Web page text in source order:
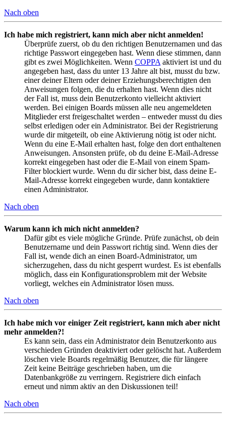
Nach oben
Ich habe mich registriert, kann mich aber nicht anmelden!
Überprüfe zuerst, ob du den richtigen Benutzernamen und das
richtige Passwort eingegeben hast. Wenn diese stimmen, dann
gibt es zwei Möglichkeiten. Wenn COPPA aktiviert ist und du
angegeben hast, dass du unter 13 Jahre alt bist, musst du bzw.
einer deiner Eltern oder deiner Erziehungsberechtigten den
Anweisungen folgen, die du erhalten hast. Wenn dies nicht
der Fall ist, muss dein Benutzerkonto vielleicht aktiviert
werden. Bei einigen Boards müssen alle neu angemeldeten
Mitglieder erst freigeschaltet werden – entweder musst du dies
selbst erledigen oder ein Administrator. Bei der Registrierung
wurde dir mitgeteilt, ob eine Aktivierung nötig ist oder nicht.
Wenn du eine E-Mail erhalten hast, folge den dort enthaltenen
Anweisungen. Ansonsten prüfe, ob du deine E-Mail-Adresse
korrekt eingegeben hast oder die E-Mail von einem Spam-
Filter blockiert wurde. Wenn du dir sicher bist, dass deine E-
Mail-Adresse korrekt eingegeben wurde, dann kontaktiere
einen Administrator.
Nach oben
Warum kann ich mich nicht anmelden?
Dafür gibt es viele mögliche Gründe. Prüfe zunächst, ob dein
Benutzername und dein Passwort richtig sind. Wenn dies der
Fall ist, wende dich an einen Board-Administrator, um
sicherzugehen, dass du nicht gesperrt wurdest. Es ist ebenfalls
möglich, dass ein Konfigurationsproblem mit der Website
vorliegt, welches ein Administrator lösen muss.
Nach oben
Ich habe mich vor einiger Zeit registriert, kann mich aber nicht
mehr anmelden?!
Es kann sein, dass ein Administrator dein Benutzerkonto aus
verschieden Gründen deaktiviert oder gelöscht hat. Außerdem
löschen viele Boards regelmäßig Benutzer, die für längere
Zeit keine Beiträge geschrieben haben, um die
Datenbankgröße zu verringern. Registriere dich einfach
erneut und nimm aktiv an den Diskussionen teil!
Nach oben